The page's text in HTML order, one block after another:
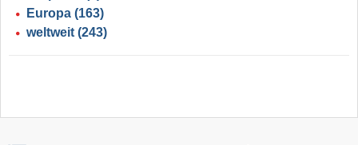
Europa (163)
weltweit (243)